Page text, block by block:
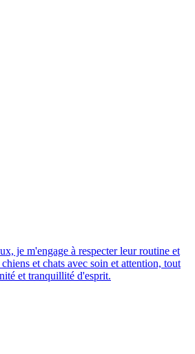
je m'engage à respecter leur routine et
et chats avec soin et attention, tout
et tranquillité d'esprit.